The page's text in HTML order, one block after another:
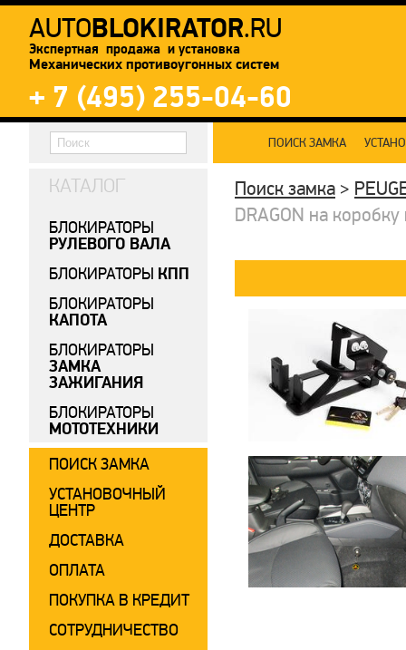
AUTOBLOKIRATOR.RU
Экспертная продажа и установка
Механических противоугонных систем
+ 7 (495) 255-04-60
ПОИСК ЗАМКА
Поиск замка >
DRAGON на
КАТАЛОГ
БЛОКИРАТОРЫ
РУЛЕВОГО ВАЛА
БЛОКИРАТОРЫ КПП
БЛОКИРАТОРЫ
КАПОТА
БЛОКИРАТОРЫ
ЗАМКА
ЗАЖИГАНИЯ
БЛОКИРАТОРЫ
МОТОТЕХНИКИ
ПОИСК ЗАМКА
УСТАНОВОЧНЫЙ
ЦЕНТР
ДОСТАВКА
ОПЛАТА
ПОКУПКА В КРЕДИТ
СОТРУДНИЧЕСТВО